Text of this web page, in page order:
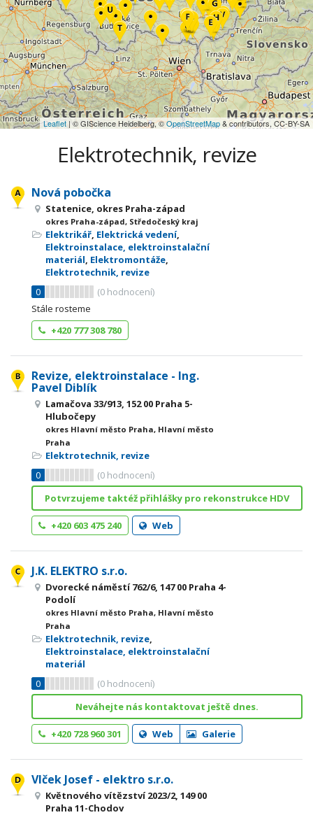
Leaflet | © GIScience Heidelberg, ©OpenStreetMap& contributors, CC-BY-SA
Elektrotechnik, revize
Nová pobočka
Statenice, okres Praha-západ
okres Praha-západ, Středočeský kraj
Elektrikář, Elektrická vedení,
Elektroinstalace, elektroinstalační
materiál, Elektromontáže,
Elektrotechnik, revize
0
(0 hodnocení)
Stále rosteme
+420 777 308 780
Revize, elektroinstalace - Ing.
Pavel Diblík
Lamačova 33/913, 152 00 Praha 5-
Hlubočepy
okres Hlavní město Praha, Hlavní město
Praha
Elektrotechnik, revize
0
(0 hodnocení)
Potvrzujeme taktéž přihlášky pro rekonstrukce HDV
+420 603 475 240 Web
J.K. ELEKTRO s.r.o.
Dvorecké náměstí 762/6, 147 00 Praha 4-
Podolí
okres Hlavní město Praha, Hlavní město
Praha
Elektrotechnik, revize,
Elektroinstalace, elektroinstalační
materiál
0
(0 hodnocení)
Neváhejte nás kontaktovat ještě dnes.
+420 728 960 301 Web Galerie
Vlček Josef - elektro s.r.o.
Květnového vítězství 2023/2, 149 00
Praha 11-Chodov